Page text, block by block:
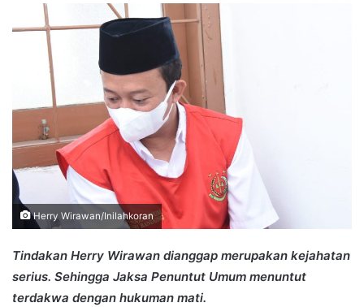
email
Herry Wirawan/Inilahkoran
Tindakan Herry Wirawan dianggap merupakan kejahatan
serius. Sehingga Jaksa Penuntut Umum menuntut
terdakwa dengan hukuman mati.